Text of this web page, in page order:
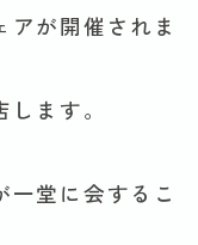
アが開催されま
ます。
堂に会するこ